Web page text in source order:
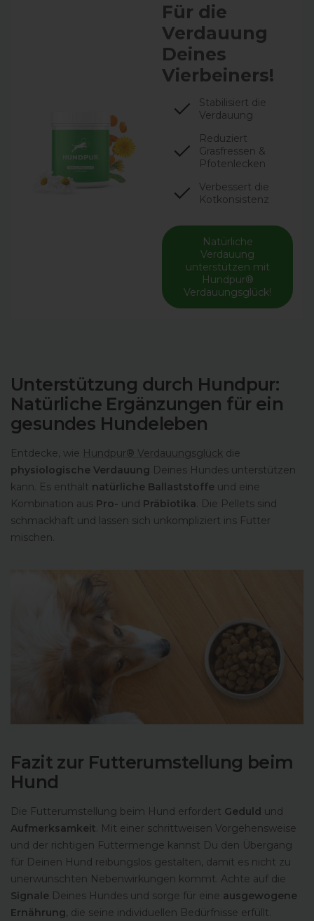
Für die
Verdauung
Deines
Vierbeiners!
Stabilisiert die
Verdauung
Reduziert
Grasfressen &
Pfotenlecken
Verbessert die
Kotkonsistenz
Natürliche
Verdauung
unterstützen mit
Hundpur®
Verdauungsglück!
Unterstützung durch Hundpur:
Natürliche Ergänzungen für ein
gesundes Hundeleben
Entdecke, wie Hundpur® Verdauungsglück die
physiologische Verdauung Deines Hundes unterstützen
kann. Es enthält natürliche Ballaststoffe und eine
Kombination aus Pro- und Präbiotika. Die Pellets sind
schmackhaft und lassen sich unkompliziert ins Futter
mischen.
Fazit zur Futterumstellung beim
Hund
Die Futterumstellung beim Hund erfordert Geduld und
Aufmerksamkeit. Mit einer schrittweisen Vorgehensweise
und der richtigen Futtermenge kannst Du den Übergang
für Deinen Hund reibungslos gestalten, damit es nicht zu
unerwünschten Nebenwirkungen kommt. Achte auf die
Signale Deines Hundes und sorge für eine ausgewogene
Ernährung, die seine individuellen Bedürfnisse erfüllt.